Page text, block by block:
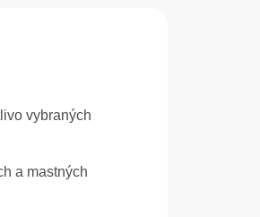
vybraných
a mastných